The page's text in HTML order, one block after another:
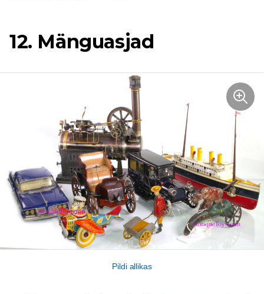
12. Mänguasjad
Pildi allikas